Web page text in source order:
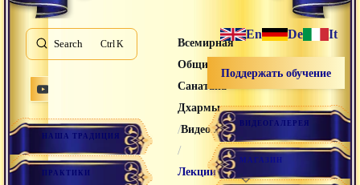
Search K
НАША ТРАДИЦИЯ
ПРАКТИКИ
Всемирная
Община
Санатана
Дхармы
/Видео лекции
/
Лекции
En De It
Поддержать обучение
ВИДЕОГАЛЕРЕЯ
МАГАЗИН